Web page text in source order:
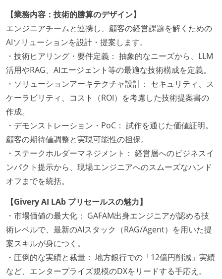
【業務内容：技術的勝算のデザイン】
エンジニアチームと連携し、顧客の経営課題を解くための
AIソリューションを設計・提案します。
・技術ヒアリング・要件定義： 抽象的なニーズから、LLM
活用やRAG、AIエージェント等の最適な技術構成を定義。
・ソリューションアーキテクチャ設計： セキュリティ、ス
ケーラビリティ、コスト（ROI）を考慮した技術提案書の
作成。
・デモンストレーション・PoC： 試作を通じた価値証明。
顧客の期待値調整と実現可能性の担保。
・ステークホルダーマネジメント： 経営層へのビジネスイ
ンパクト提示から、現場エンジニアへのスムーズなハンド
オフまでを統括。
【Givery AI LAb プリセールスの魅力】
・市場価値の最大化： GAFAM出身エンジニアが認める技
術レベルで、最新のAIスタック（RAG/Agent）を用いた提
案スキルが身につく。
・圧倒的な実績と裁量： 地方銀行での「12億円削減」実績
など、エンタープライズ規模のDXをリードする手応え。